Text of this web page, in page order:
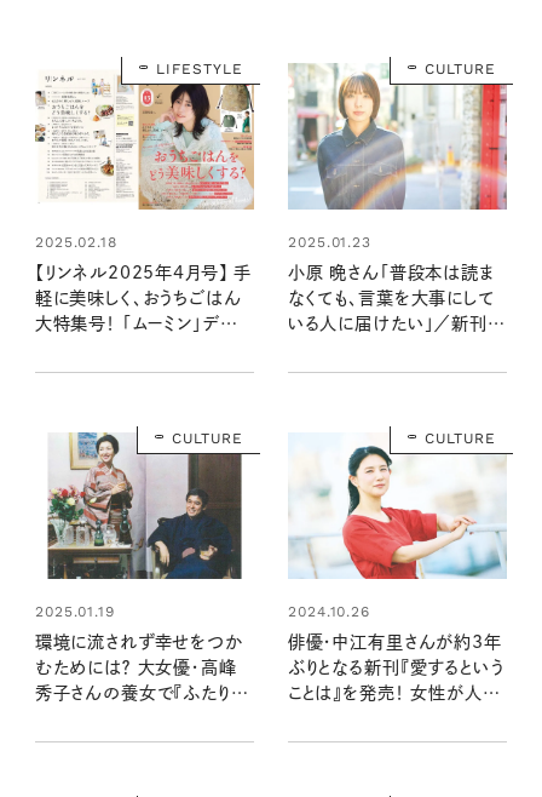
LIFESTYLE
2025.02.18
【リンネル2025年4月号】 手
軽に美味しく、おうちごはん
大特集号！ 「ムーミン」デザイ
集を最速レポート＜2月19日
CULTURE
2025.01.23
小原 晩さん「普段本は読ま
なくても、言葉を大事にして
いる人に届けたい」／新刊
いでください』が発売
CULTURE
2025.01.19
環境に流されず幸せをつか
むためには？ 大女優・高峰
秀子さんの養女で『ふたり』
誇り高き女優の人生
CULTURE
2024.10.26
俳優・中江有里さんが約3年
ぶりとなる新刊『愛するという
ことは』を発売！ 女性が人生
描かれた一冊に